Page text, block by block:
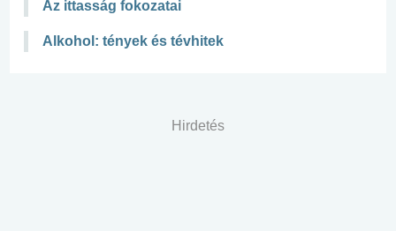
Az ittasság fokozatai
Alkohol: tények és tévhitek
Hirdetés